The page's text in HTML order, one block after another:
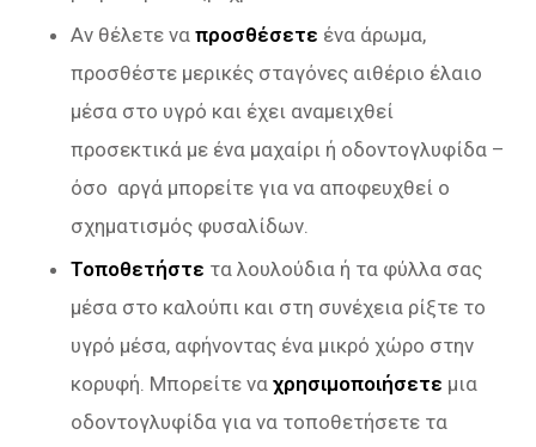
Αν θέλετε να προσθέσετε ένα άρωμα,
προσθέστε μερικές σταγόνες αιθέριο έλαιο
μέσα στο υγρό και έχει αναμειχθεί
προσεκτικά με ένα μαχαίρι ή οδοντογλυφίδα –
όσο αργά μπορείτε για να αποφευχθεί ο
σχηματισμός φυσαλίδων.
Τοποθετήστε τα λουλούδια ή τα φύλλα σας
μέσα στο καλούπι και στη συνέχεια ρίξτε το
υγρό μέσα, αφήνοντας ένα μικρό χώρο στην
κορυφή. Μπορείτε να χρησιμοποιήσετε μια
οδοντογλυφίδα για να τοποθετήσετε τα